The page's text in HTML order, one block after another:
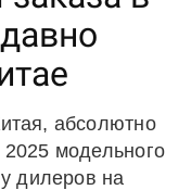
абсолютно
модельного
дилеров на